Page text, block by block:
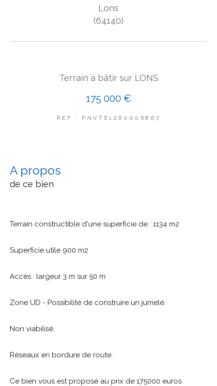
Lons
(64140)
Terrain à bâtir sur LONS
175 000 €
REF : PNVTE1260006867
a propos
de ce bien
Terrain constructible d'une superficie de : 1134 m2
Superficie utile 900 m2
Accès : largeur 3 m sur 50 m
Zone UD - Possibilité de construire un jumelé.
Non viabilisé.
Réseaux en bordure de route.
Ce bien vous est proposé au prix de 175000 euros
EXCLUSIVITÉS